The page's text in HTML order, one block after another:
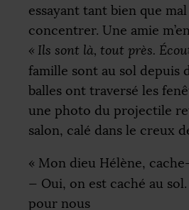
essayant tant bien que mal
concentrer. Une amie
« Ils sont là, tout près.
famille sont au sol depuis
balles ont traversé les
une photo du projectile
salon, calé dans le creux
« Mon dieu Hélène,
— Oui, on est caché au
pour nous